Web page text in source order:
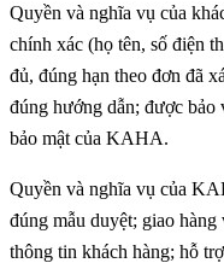
Quyền và nghĩa vụ của
chính xác (họ tên, số điện
đủ, đúng hạn theo đơn đã
đúng hướng dẫn; được bảo
bảo mật của KAHA.
Quyền và nghĩa vụ của
đúng mẫu duyệt; giao hàng
thông tin khách hàng; hỗ